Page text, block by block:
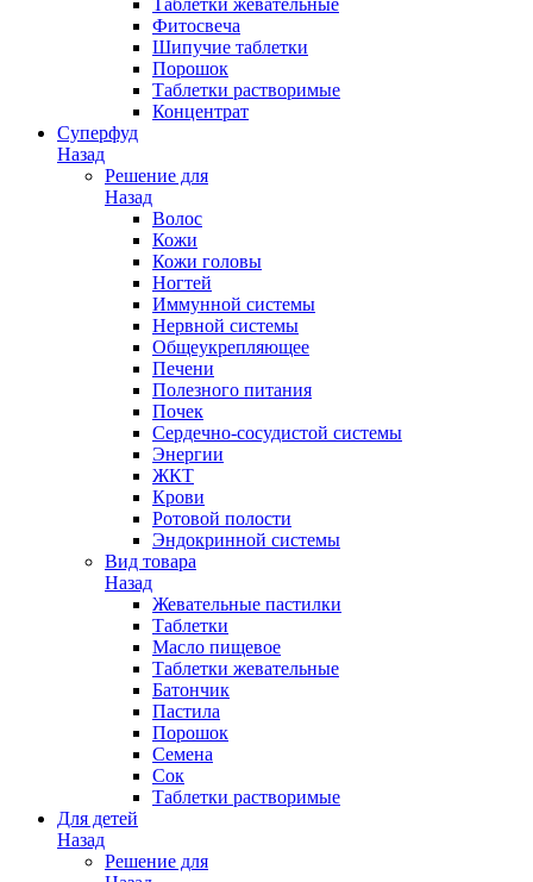
Таблетки жевательные
Фитосвеча
Шипучие таблетки
Порошок
Таблетки растворимые
Концентрат
Суперфуд
Назад
Решение для
Назад
Волос
Кожи
Кожи головы
Ногтей
Иммунной системы
Нервной системы
Общеукрепляющее
Печени
Полезного питания
Почек
Сердечно-сосудистой системы
Энергии
ЖКТ
Крови
Ротовой полости
Эндокринной системы
Вид товара
Назад
Жевательные пастилки
Таблетки
Масло пищевое
Таблетки жевательные
Батончик
Пастила
Порошок
Семена
Сок
Таблетки растворимые
Для детей
Назад
Решение для